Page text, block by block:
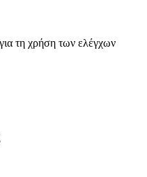
τη χρήση των ελέγχων